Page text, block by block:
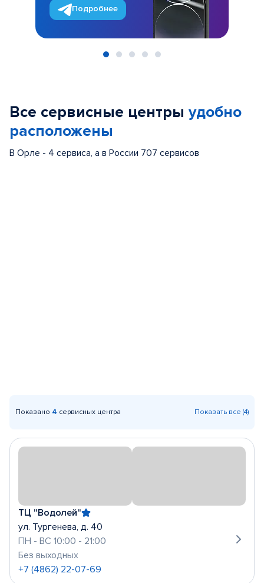
Подробнее
Все сервисные центры удобно
расположены
В Орле - 4 сервиса, а в России 707 сервисов
Показано 4 сервисных центра Показать все (4)
ТЦ "Водолей"
ул. Тургенева, д. 40
ПН - ВС 10:00 - 21:00
Без выходных
+7 (4862) 22-07-69